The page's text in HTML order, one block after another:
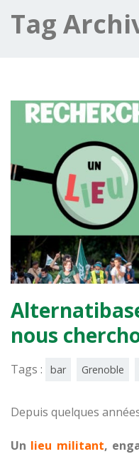
Tag
nous
Tags : bar Grenoble
Depuis quelques
Un lieu militant,